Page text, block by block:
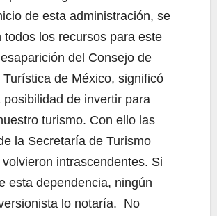
de esta administración, se
todos los recursos para este
del Consejo de
Turística de México, significó
posibilidad de invertir para
turismo. Con ello las
la Secretaría de Turismo
intrascendentes. Si
esta dependencia, ningún
lo notaría. No